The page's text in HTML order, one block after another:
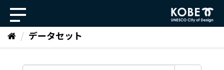
ッ
データセット